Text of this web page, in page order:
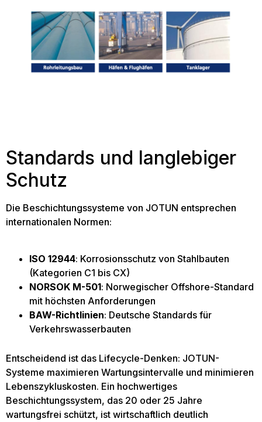
Standards und langlebiger
Schutz
Die Beschichtungssysteme von JOTUN entsprechen
internationalen Normen:
ISO 12944: Korrosionsschutz von Stahlbauten
(Kategorien C1 bis CX)
NORSOK M-501: Norwegischer Offshore-Standard
mit höchsten Anforderungen
BAW-Richtlinien: Deutsche Standards für
Verkehrswasserbauten
Entscheidend ist das Lifecycle-Denken: JOTUN-
Systeme maximieren Wartungsintervalle und minimieren
Lebenszykluskosten. Ein hochwertiges
Beschichtungssystem, das 20 oder 25 Jahre
wartungsfrei schützt, ist wirtschaftlich deutlich